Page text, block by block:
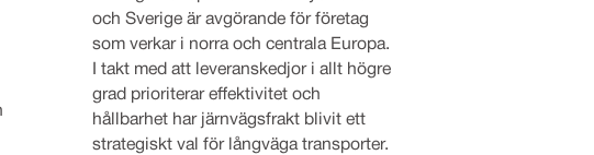
och Sverige är avgörande för företag
som verkar i norra och centrala Europa.
I takt med att leveranskedjor i allt högre
grad prioriterar effektivitet och
hållbarhet har järnvägsfrakt blivit ett
strategiskt val för långväga transporter.